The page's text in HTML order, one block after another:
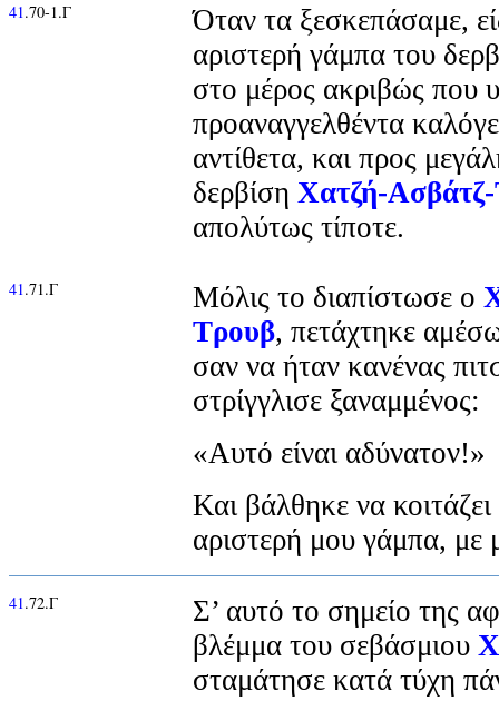
41.70-1.Γ
Όταν τα ξεσκεπάσαμε,
αριστερή γάμπα του
στο μέρος ακριβώς που
προαναγγελθέντα
αντίθετα, και προς
δερβίση Χατζή-
απολύτως τίποτε.
41.71.Γ Μόλις το διαπίστωσε ο
Τρουβ, πετάχτηκε
σαν να ήταν κανένας
στρίγγλισε ξαναμμένος:
«Αυτό είναι αδύνατον!»
Και βάλθηκε να κοιτάζει
αριστερή μου γάμπα, με
41.72.Γ
Σ’ αυτό το σημείο της
βλέμμα του σεβάσμιου
σταμάτησε κατά τύχη